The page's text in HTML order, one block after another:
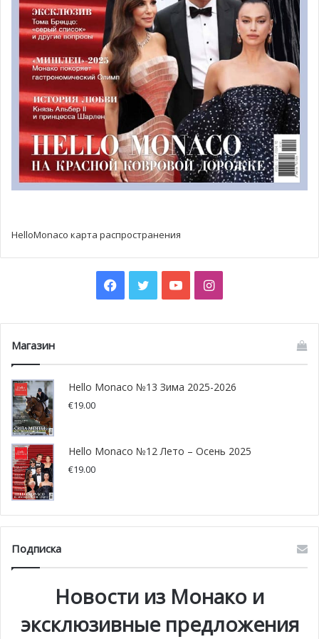
HelloMonaco карта распространения
Facebook
TwitterYouTubeInstagram
Магазин
Hello Monaco №13 Зима 2025-2026
€19.00
Hello Monaco №12 Лето – Осень 2025
€19.00
Подписка
Новости из Монако и
эксклюзивные предложения